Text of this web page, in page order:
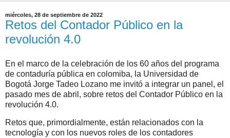
miércoles, 28 de septiembre de 2022
Retos del Contador Público en la
revolución 4.0
En el marco de la celebración de los 60 años del programa
de contaduría pública en colomiba, la Universidad de
Bogotá Jorge Tadeo Lozano me invitó a integrar un panel, el
pasado mes de abril, sobre retos del Contador Público en la
revolución 4.0.
Retos que, primordialmente, están relacionados con la
tecnología y con los nuevos roles de los contadores